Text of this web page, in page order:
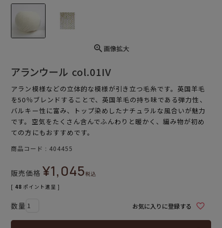
画像拡大
アランウール col.01IV
アラン模様などの立体的な模様が引き立つ毛糸です。英国羊毛
を50％ブレンドすることで、英国羊毛の持ち味である弾力性、
バルキー性に富み、トップ染めしたナチュラルな風合いが魅力
です。空気をたくさん含んでふんわりと暖かく、編み物が初め
ての方にもおすすめです。
商品コード 404455
販売価格 ¥1,045税込
[ 48 ポイント進呈 ]
お気に入りに登録する